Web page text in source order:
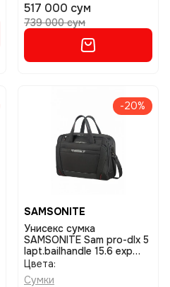
517 000 сум
739 000 сум
-20%
SAMSONITE
Унисекс сумка
SAMSONITE Sam pro-dlx 5
lapt.bailhandle 15.6 exp
black размер one size
Цвета:
Сумки